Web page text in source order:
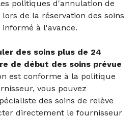
politiques d'annulation de
de la réservation des soins
à l'avance.
des soins plus de 24
de début des soins prévue
est conforme à la politique
vous pouvez
des soins de relève
directement le fournisseur